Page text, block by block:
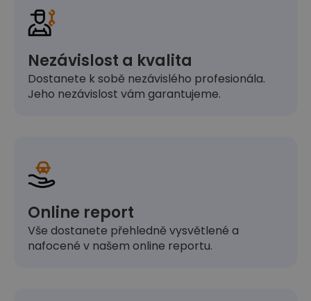
Nezávislost a kvalita
Dostanete k sobě nezávislého profesionála.
Jeho nezávislost vám garantujeme.
Online report
Vše dostanete přehledně vysvětlené a
nafocené v našem online reportu.